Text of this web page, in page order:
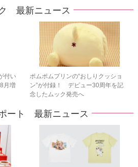
最新ニュース
付い
月増
ポムポムプリンの“おしりクッショ
ン”が付録！ デビュー30周年を記
念したムック発売へ
ート 最新ニュース